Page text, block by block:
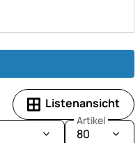
Listenansicht
Artikel
80